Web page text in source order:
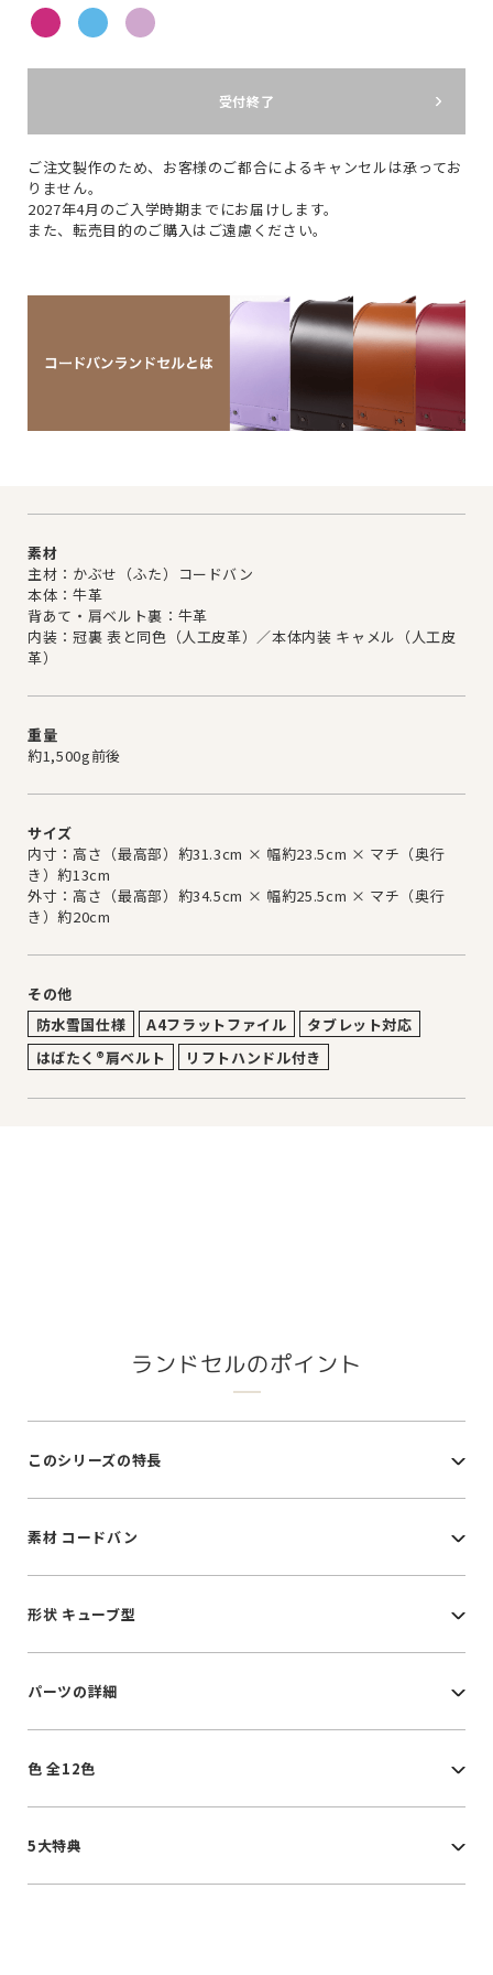
受付終了
ご注文製作のため、お客様のご都合によるキャンセルは承ってお
りません。
2027年4月のご入学時期までにお届けします。
また、転売目的のご購入はご遠慮ください。
素材
主材：かぶせ（ふた）コードバン
本体：牛革
背あて・肩ベルト裏：牛革
内装：冠裏 表と同色（人工皮革）／本体内装 キャメル（人工皮
革）
重量
約1,500g前後
サイズ
内寸：高さ（最高部）約31.3cm × 幅約23.5cm × マチ（奥行
き）約13cm
外寸：高さ（最高部）約34.5cm × 幅約25.5cm × マチ（奥行
き）約20cm
その他
防水雪国仕様
A4フラットファイル
タブレット対応
はばたく®肩ベルト
リフトハンドル付き
ランドセルのポイント
このシリーズの特長
素材 コードバン
形状 キューブ型
パーツの詳細
色 全12色
5大特典